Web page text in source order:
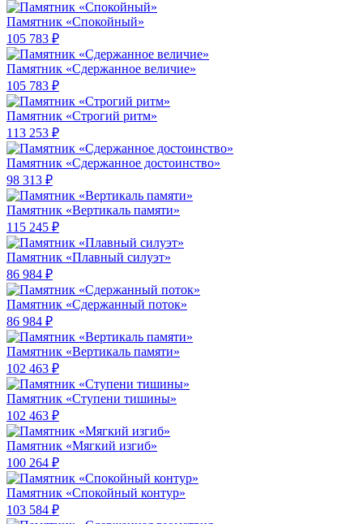
Памятник «Спокойный»
105 783 ₽
Памятник «Сдержанное величие»
105 783 ₽
Памятник «Строгий ритм»
113 253 ₽
Памятник «Сдержанное достоинство»
98 313 ₽
Памятник «Вертикаль памяти»
115 245 ₽
Памятник «Плавный силуэт»
86 984 ₽
Памятник «Сдержанный поток»
86 984 ₽
Памятник «Вертикаль памяти»
102 463 ₽
Памятник «Ступени тишины»
102 463 ₽
Памятник «Мягкий изгиб»
100 264 ₽
Памятник «Спокойный контур»
103 584 ₽